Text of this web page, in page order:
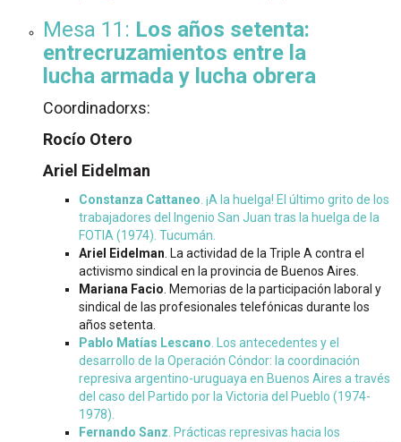
Mesa 11: Los años setenta:
entrecruzamientos entre la
lucha armada y lucha obrera
Coordinadorxs:
Rocío Otero
Ariel Eidelman
Constanza Cattaneo. ¡A la huelga! El último grito de los
trabajadores del Ingenio San Juan tras la huelga de la
FOTIA (1974). Tucumán.
Ariel Eidelman. La actividad de la Triple A contra el
activismo sindical en la provincia de Buenos Aires.
Mariana Facio. Memorias de la participación laboral y
sindical de las profesionales telefónicas durante los
años setenta.
Pablo Matías Lescano. Los antecedentes y el
desarrollo de la Operación Cóndor: la coordinación
represiva argentino-uruguaya en Buenos Aires a través
del caso del Partido por la Victoria del Pueblo (1974-
1978).
Fernando Sanz. Prácticas represivas hacia los